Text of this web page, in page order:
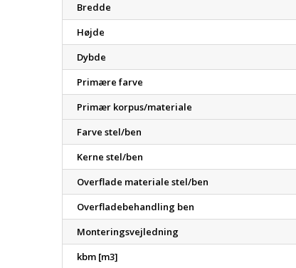
Bredde
Højde
Dybde
Primære farve
Primær korpus/materiale
Farve stel/ben
Kerne stel/ben
Overflade materiale stel/ben
Overfladebehandling ben
Monteringsvejledning
kbm [m3]